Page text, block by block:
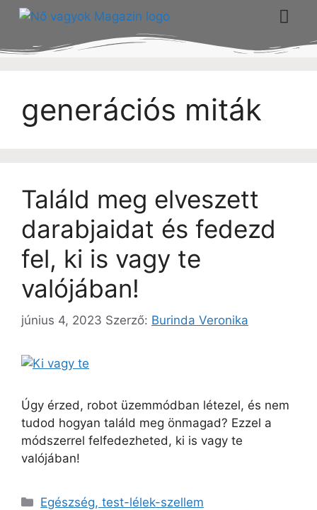
generációs miták
Találd meg elveszett
darabjaidat és fedezd
fel, ki is vagy te
valójában!
június 4, 2023 Szerző: Burinda Veronika
Úgy érzed, robot üzemmódban létezel, és nem
tudod hogyan találd meg önmagad? Ezzel a
módszerrel felfedezheted, ki is vagy te
valójában!
Egészség, test-lélek-szellem